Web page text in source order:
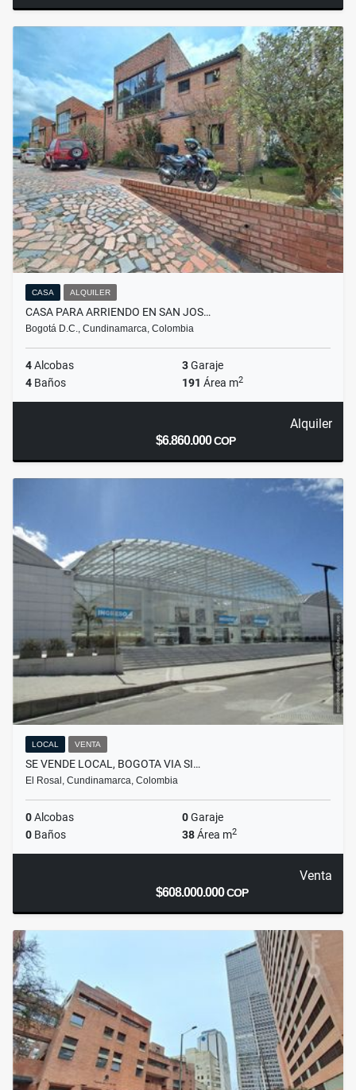
CASA ALQUILER
CASA PARA ARRIENDO EN SAN JOS…
Bogotá D.C., Cundinamarca, Colombia
4Alcobas 3Garaje
4 Baños 191 Área m2
Alquiler
$6.860.000COP
LOCAL VENTA
SE VENDE LOCAL, BOGOTA VIA SI…
El Rosal, Cundinamarca, Colombia
0Alcobas 0Garaje
0 Baños 38Área m2
Venta
$608.000.000COP